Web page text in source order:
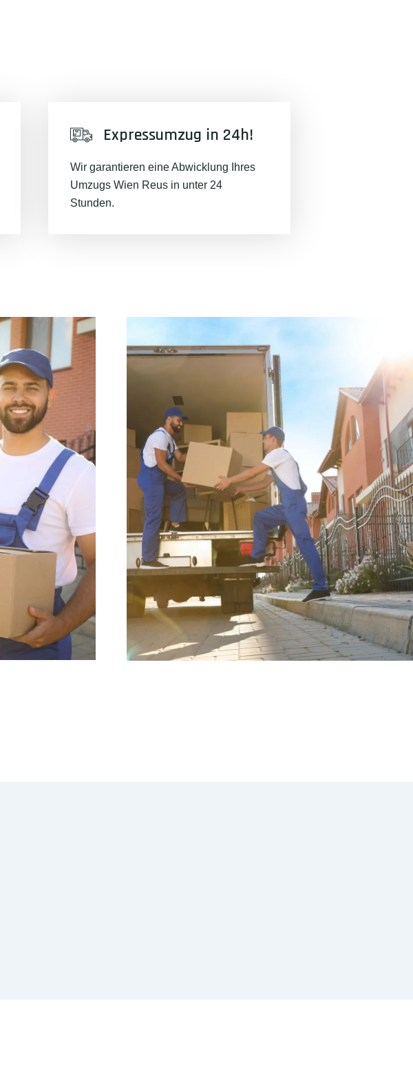
Expressumzug in 24h!
Wir garantieren eine Abwicklung Ihres
Umzugs Wien Reus in unter 24
Stunden.